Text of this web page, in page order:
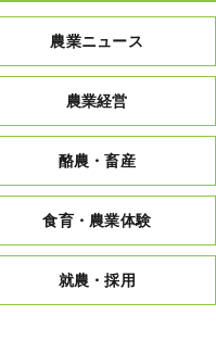
農業ニュース
農業経営
酪農・畜産
食育・農業体験
就農・採用